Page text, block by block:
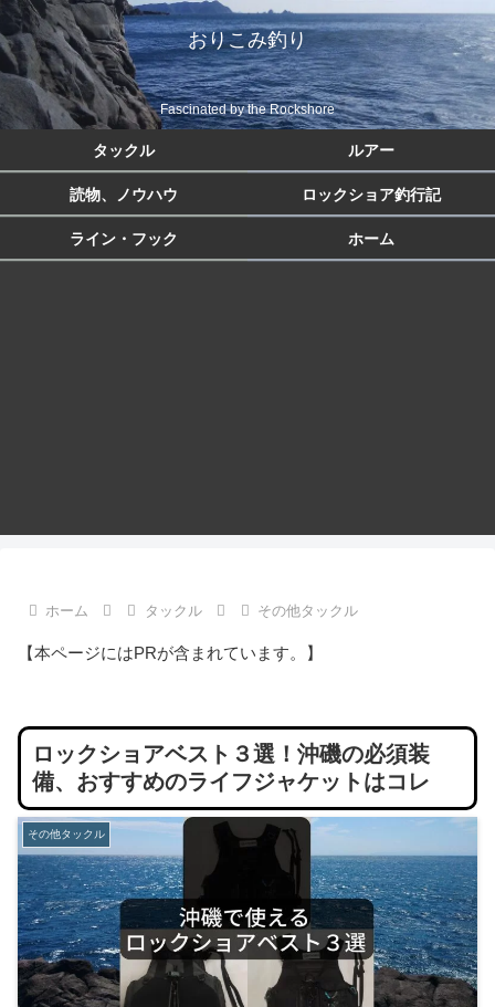
おりこみ釣り
Fascinated by the Rockshore
タックル ルアー
読物、ノウハウ ロックショア釣行記
ライン・フック ホーム
ホーム タックル その他タックル
【本ページにはPRが含まれています。】
ロックショアベスト３選！沖磯の必須装
備、おすすめのライフジャケットはコレ
その他タックル